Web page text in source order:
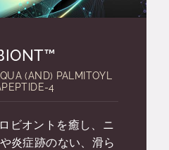
(AND) PALMITOYL
4
ビオントを癒し、ニ
炎症跡のない、滑ら